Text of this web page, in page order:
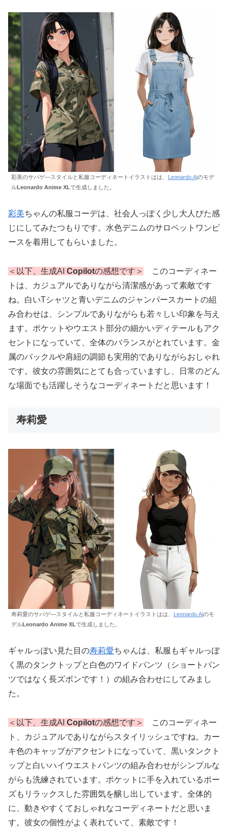
彩美のサバゲ―スタイルと私服コーディネートイラストはは、 Leonardo.Aiのモデ
ルLeonardo Anime XLで生成しました。
彩美ちゃんの私服コーデは、社会人っぽく少し大人びた感
じにしてみたつもりです。水色デニムのサロペットワンピ
ースを着用してもらいました。
＜以下、生成AI Copilotの感想です＞
このコーディネー
トは、カジュアルでありながら清潔感があって素敵です
ね。白いTシャツと青いデニムのジャンパースカートの組
み合わせは、シンプルでありながらも若々しい印象を与え
ます。ポケットやウエスト部分の細かいディテールもアク
セントになっていて、全体のバランスがとれています。金
属のバックルや肩紐の調節も実用的でありながらおしゃれ
です。彼女の雰囲気にとても合っていますし、日常のどん
な場面でも活躍しそうなコーディネートだと思います！
寿莉愛
寿莉愛のサバゲ―スタイルと私服コーディネートイラストはは、 Leonardo.Aiのモ
デルLeonardo Anime XLで生成しました。
ギャルっぽい見た目の寿莉愛ちゃんは、私服もギャルっぽ
く黒のタンクトップと白色のワイドパンツ（ショートパン
ツではなく長ズボンです！）の組み合わせにしてみまし
た。
＜以下、生成AI Copilotの感想です＞
このコーディネー
ト、カジュアルでありながらスタイリッシュですね。カー
キ色のキャップがアクセントになっていて、黒いタンクト
ップと白いハイウエストパンツの組み合わせがシンプルな
がらも洗練されています。ポケットに手を入れているポー
ズもリラックスした雰囲気を醸し出しています。全体的
に、動きやすくておしゃれなコーディネートだと思いま
す。彼女の個性がよく表れていて、素敵です！